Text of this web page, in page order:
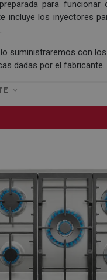
para funcionar
incluye los inyectores
.
suministraremos con
dadas por el fabricante.